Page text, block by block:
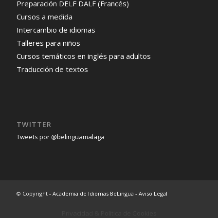
Preparación DELF DALF (Francés)
Cursos a medida
Intercambio de idiomas
Talleres para niños
Cursos temáticos en inglés para adultos
Traducción de textos
TWITTER
Tweets por @belinguamalaga
© Copyright - Academia de Idiomas BeLingua - Aviso Legal